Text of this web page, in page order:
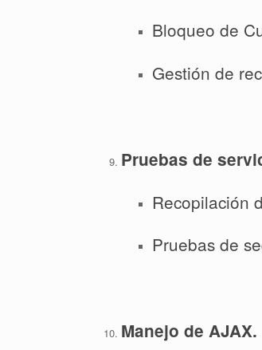
Bloqueo de
Gestión de
Pruebas de
Recopilación
Pruebas de
Manejo de AJAX.